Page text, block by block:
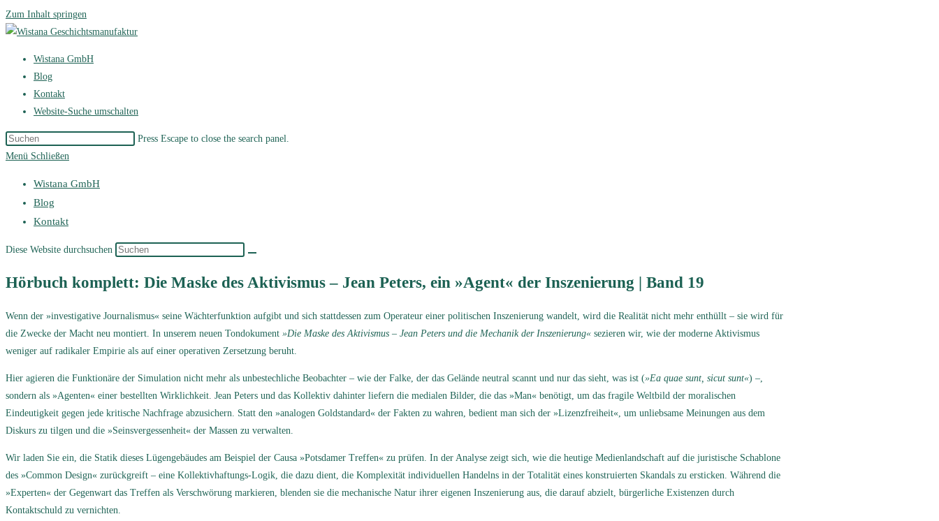
Zum Inhalt springen
Wistana GmbH
Blog
Kontakt
Website-Suche umschalten
Press Escape to close the search panel.
Menü Schließen
Wistana GmbH
Blog
Kontakt
Diese Website durchsuchen
Hörbuch komplett: Die Maske des Aktivismus – Jean Peters, ein »Agent« der Inszenierung | Band 19
Wenn der »investigative Journalismus« seine Wächterfunktion aufgibt und sich stattdessen zum Operateur einer politischen Inszenierung wandelt, wird die Realität nicht mehr enthüllt – sie wird für
die Zwecke der Macht neu montiert. In unserem neuen Tondokument »Die Maske des Aktivismus – Jean Peters und die Mechanik der Inszenierung« sezieren wir, wie der moderne Aktivismus
weniger auf radikaler Empirie als auf einer operativen Zersetzung beruht.
Hier agieren die Funktionäre der Simulation nicht mehr als unbestechliche Beobachter – wie der Falke, der das Gelände neutral scannt und nur das sieht, was ist (»Ea quae sunt, sicut sunt«) –,
sondern als »Agenten« einer bestellten Wirklichkeit. Jean Peters und das Kollektiv dahinter liefern die medialen Bilder, die das »Man« benötigt, um das fragile Weltbild der moralischen
Eindeutigkeit gegen jede kritische Nachfrage abzusichern. Statt den »analogen Goldstandard« der Fakten zu wahren, bedient man sich der »Lizenzfreiheit«, um unliebsame Meinungen aus dem
Diskurs zu tilgen und die »Seinsvergessenheit« der Massen zu verwalten.
Wir laden Sie ein, die Statik dieses Lügengebäudes am Beispiel der Causa »Potsdamer Treffen« zu prüfen. In der Analyse zeigt sich, wie die heutige Medienlandschaft auf die juristische Schablone
des »Common Design« zurückgreift – eine Kollektivhaftungs-Logik, die dazu dient, die Komplexität individuellen Handelns in der Totalität eines konstruierten Skandals zu ersticken. Während die
»Experten« der Gegenwart das Treffen als Verschwörung markieren, blenden sie die mechanische Natur ihrer eigenen Inszenierung aus, die darauf abzielt, bürgerliche Existenzen durch
Kontaktschuld zu vernichten.